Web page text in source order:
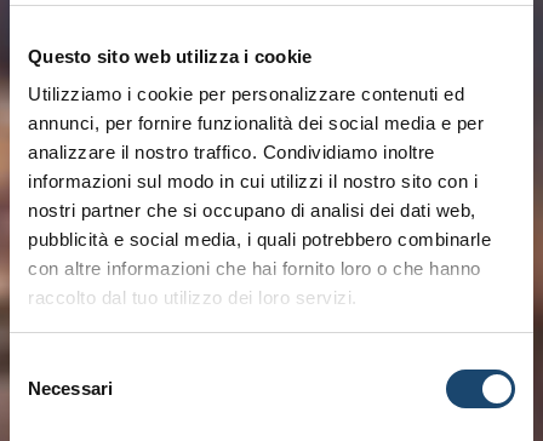
Questo sito web utilizza i cookie
Utilizziamo i cookie per personalizzare contenuti ed
annunci, per fornire funzionalità dei social media e per
analizzare il nostro traffico. Condividiamo inoltre
informazioni sul modo in cui utilizzi il nostro sito con i
nostri partner che si occupano di analisi dei dati web,
pubblicità e social media, i quali potrebbero combinarle
con altre informazioni che hai fornito loro o che hanno
raccolto dal tuo utilizzo dei loro servizi.
delNecessari